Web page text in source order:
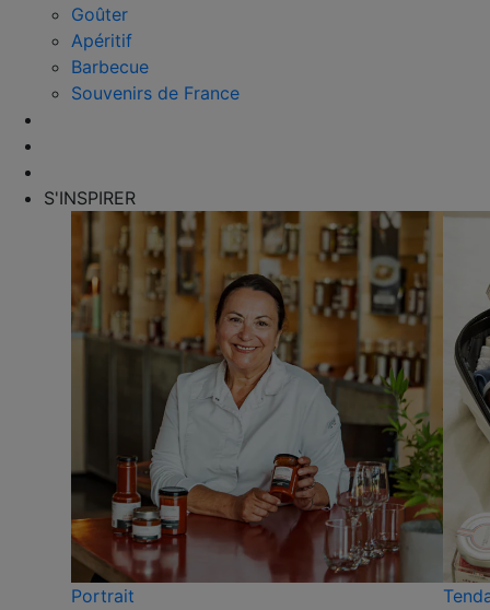
Goûter
Apéritif
Barbecue
Souvenirs de France
S'INSPIRER
Portrait